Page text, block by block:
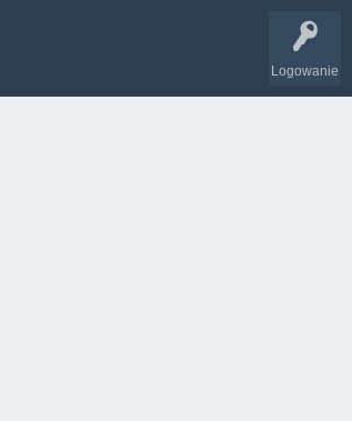
Logowanie